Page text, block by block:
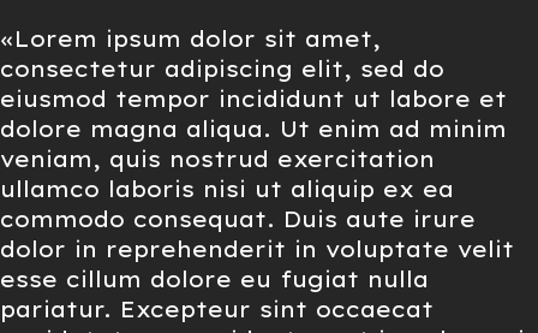
«Lorem ipsum dolor sit amet,
consectetur adipiscing elit, sed do
eiusmod tempor incididunt ut labore et
dolore magna aliqua. Ut enim ad minim
veniam, quis nostrud exercitation
ullamco laboris nisi ut aliquip ex ea
commodo consequat. Duis aute irure
dolor in reprehenderit in voluptate velit
esse cillum dolore eu fugiat nulla
pariatur. Excepteur sint occaecat